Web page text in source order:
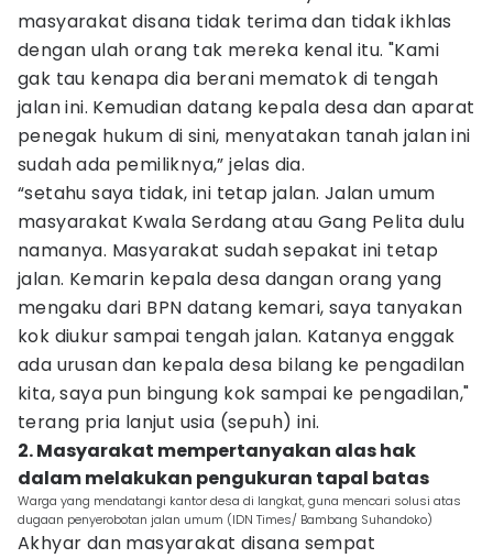
masyarakat disana tidak terima dan tidak ikhlas
dengan ulah orang tak mereka kenal itu. "Kami
gak tau kenapa dia berani mematok di tengah
jalan ini. Kemudian datang kepala desa dan aparat
penegak hukum di sini, menyatakan tanah jalan ini
sudah ada pemiliknya,” jelas dia.
“setahu saya tidak, ini tetap jalan. Jalan umum
masyarakat Kwala Serdang atau Gang Pelita dulu
namanya. Masyarakat sudah sepakat ini tetap
jalan. Kemarin kepala desa dangan orang yang
mengaku dari BPN datang kemari, saya tanyakan
kok diukur sampai tengah jalan. Katanya enggak
ada urusan dan kepala desa bilang ke pengadilan
kita, saya pun bingung kok sampai ke pengadilan,"
terang pria lanjut usia (sepuh) ini.
2. Masyarakat mempertanyakan alas hak
dalam melakukan pengukuran tapal batas
Warga yang mendatangi kantor desa di langkat, guna mencari solusi atas
dugaan penyerobotan jalan umum (IDN Times/ Bambang Suhandoko)
Akhyar dan masyarakat disana sempat